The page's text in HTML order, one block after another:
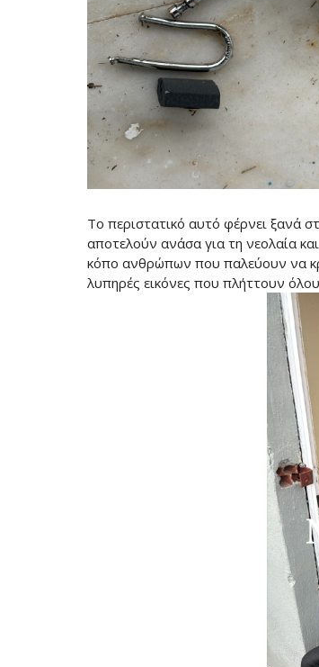
Το περιστατικό αυτό φέρνει ξανά
αποτελούν ανάσα για τη νεολαία
κόπο ανθρώπων που παλεύουν να
λυπηρές εικόνες που πλήττουν